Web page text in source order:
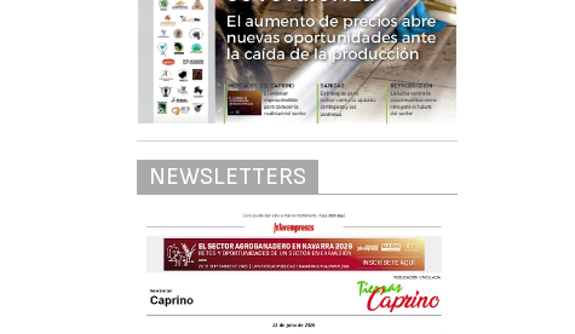
NEWSLETTERS